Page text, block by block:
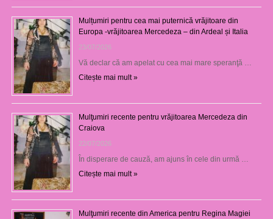
Mulțumiri pentru cea mai puternică vrăjitoare din
Europa -vrăjitoarea Mercedeza – din Ardeal și Italia
23/07/2026
Vă declar că am apelat cu cea mai mare speranţă …
Citește mai mult »
Mulţumiri recente pentru vrăjitoarea Mercedeza din
Craiova
22/07/2026
În disperare de cauză, am ajuns în cele din urmă …
Citește mai mult »
Mulţumiri recente din America pentru Regina Magiei